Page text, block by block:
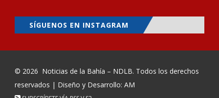
SÍGUENOS EN INSTAGRAM
© 2026 Noticias de la Bahía – NDLB. Todos los derechos
reservados | Diseño y Desarrollo: AM